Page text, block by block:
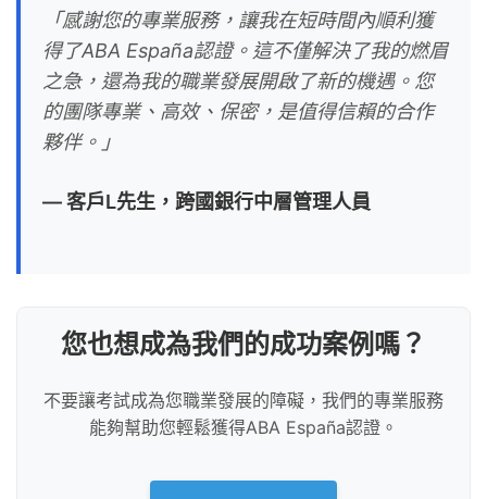
「感謝您的專業服務，讓我在短時間內順利獲
得了ABA España認證。這不僅解決了我的燃眉
之急，還為我的職業發展開啟了新的機遇。您
的團隊專業、高效、保密，是值得信賴的合作
夥伴。」
— 客戶L先生，跨國銀行中層管理人員
您也想成為我們的成功案例嗎？
不要讓考試成為您職業發展的障礙，我們的專業服務
能夠幫助您輕鬆獲得ABA España認證。